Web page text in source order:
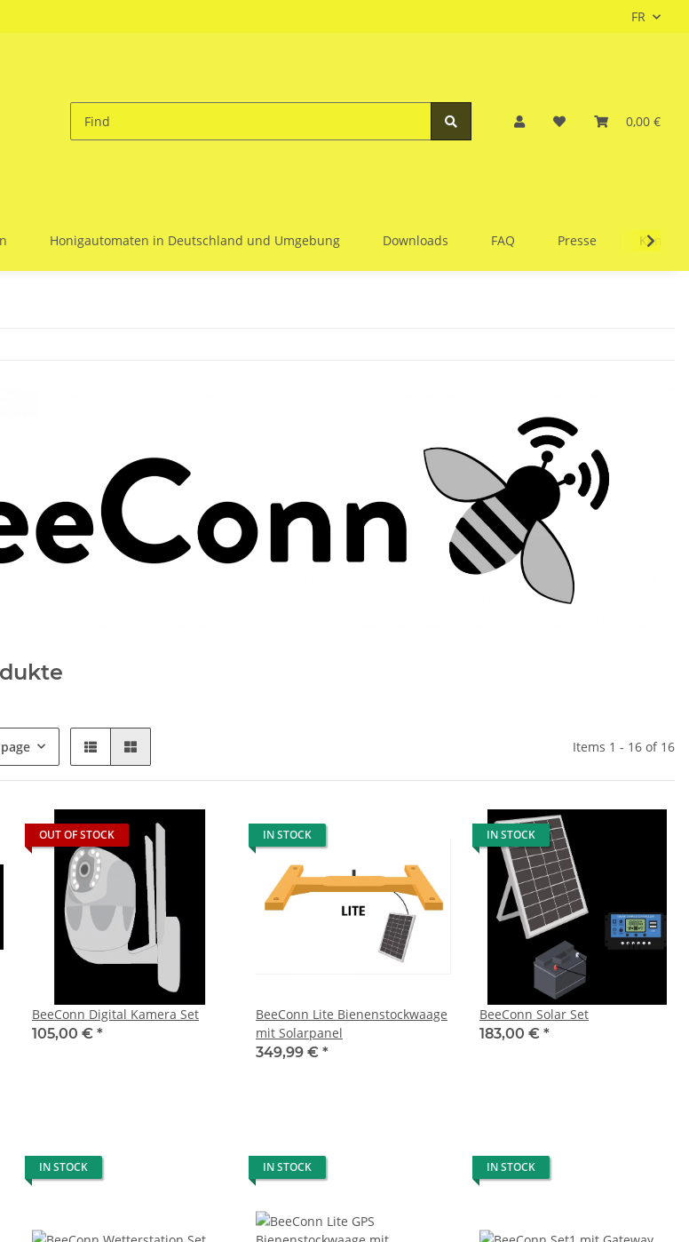
FR
0,00 €
Honigautomaten in Deutschland und Umgebung Downloads FAQ Presse Kontakt
Items 1 - 16 of 16
OUT OF STOCK
BeeConn Digital Kamera Set
105,00 € *
IN STOCK
BeeConn Lite Bienenstockwaage
mit Solarpanel
349,99 € *
IN STOCK
BeeConn Solar Set
183,00 € *
IN STOCK IN STOCK IN STOCK